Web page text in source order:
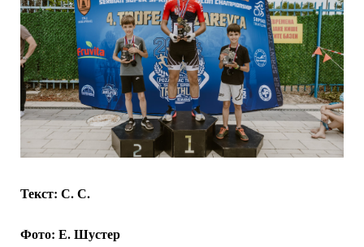
Текст: С. С.
Фото: Е. Шустер